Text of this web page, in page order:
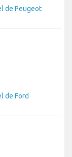
de Peugeot
de Ford